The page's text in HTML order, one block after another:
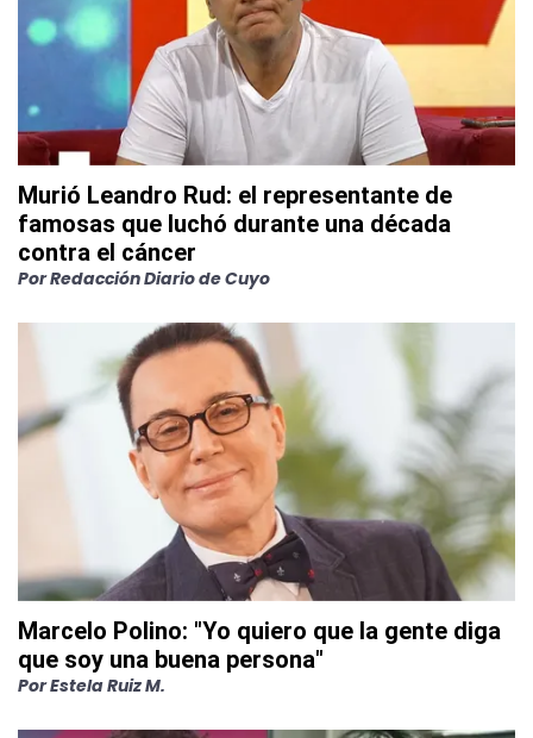
Murió Leandro Rud: el representante de
famosas que luchó durante una década
contra el cáncer
PorRedacción Diario de Cuyo
Marcelo Polino: "Yo quiero que la gente diga
que soy una buena persona"
PorEstela Ruiz M.